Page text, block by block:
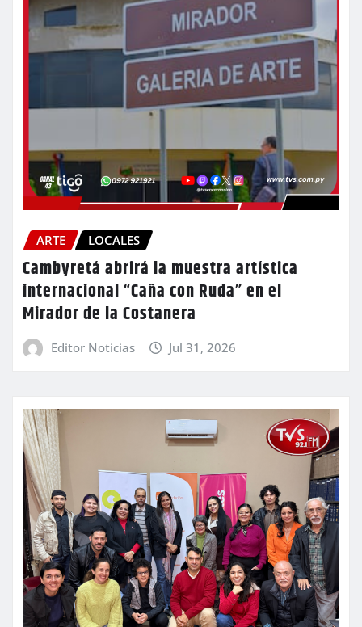
ARTE LOCALES
Cambyretá abrirá la muestra artística
internacional “Caña con Ruda” en el
Mirador de la Costanera
Editor Noticias Jul 31, 2026